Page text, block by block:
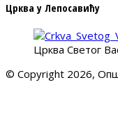
Црква у Лепосавићу
Црква Светог
© Copyright 2026,